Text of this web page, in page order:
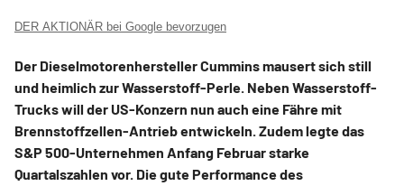
DER AKTIONÄR bei Google bevorzugen
Der Dieselmotorenhersteller Cummins mausert sich still
und heimlich zur Wasserstoff-Perle. Neben Wasserstoff-
Trucks will der US-Konzern nun auch eine Fähre mit
Brennstoffzellen-Antrieb entwickeln. Zudem legte das
S&P 500-Unternehmen Anfang Februar starke
Quartalszahlen vor. Die gute Performance des